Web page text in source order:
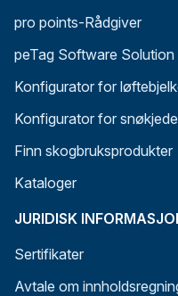
pro points-Rådgiver
peTag Software Solution
Konfigurator for
Konfigurator for
Finn skogbruksprodukter
Kataloger
JURIDISK
Sertifikater
Avtale om